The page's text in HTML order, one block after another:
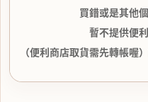
買錯或是其他
暫不提供便
（便利商店取貨需先轉帳喔